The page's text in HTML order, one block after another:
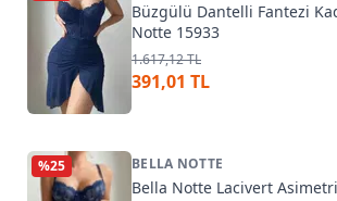
Büzgülü Dantelli Fantezi
Notte 15933
1.617,12 TL
391,01 TL
%25 BELLA NOTTE
Bella Notte Lacivert